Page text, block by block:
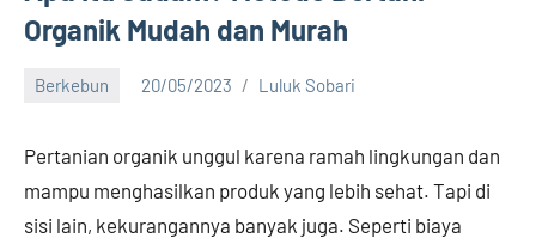
Organik Mudah dan Murah
Berkebun 20/05/2023 Luluk Sobari
Pertanian organik unggul karena ramah lingkungan dan
mampu menghasilkan produk yang lebih sehat. Tapi di
sisi lain, kekurangannya banyak juga. Seperti biaya